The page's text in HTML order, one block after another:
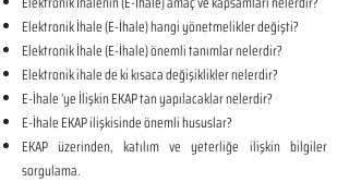
Elektronik İhale (E-İhale) hangi yönetmelikler değişti?
Elektronik İhale (E-İhale) önemli tanımlar nelerdir?
Elektronik ihale de ki kısaca değişiklikler nelerdir?
E-İhale ’ye İlişkin EKAP tan yapılacaklar nelerdir?
E-İhale EKAP ilişkisinde önemli hususlar?
EKAP üzerinden, katılım ve yeterliğe ilişkin bilgiler
sorgulama.